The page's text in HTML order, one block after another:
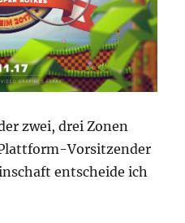
zwei, drei Zonen
Vorsitzender
entscheide ich